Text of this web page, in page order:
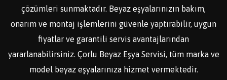
çözümleri sunmaktadır. Beyaz eşyalarınızın bakım,
onarım ve montaj işlemlerini güvenle yaptırabilir, uygun
fiyatlar ve garantili servis avantajlarından
yararlanabilirsiniz. Çorlu Beyaz Eşya Servisi, tüm marka ve
model beyaz eşyalarınıza hizmet vermektedir.